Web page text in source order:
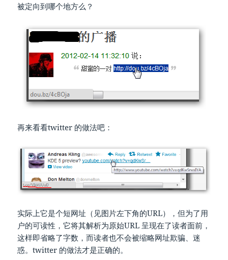
被定向到哪个地方么？
再来看看twitter 的做法吧：
实际上它是个短网址（见图片左下角的URL），但为了用
户的可读性，它将其解析为原始URL 呈现在了读者面前，
这样即省略了字数，而读者也不会被缩略网址欺骗、迷
惑。twitter 的做法才是正确的。